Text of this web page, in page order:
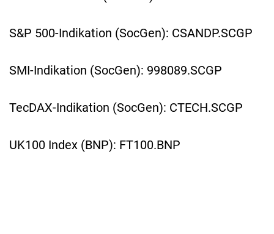
S&P 500-Indikation (SocGen): CSANDP.SCGP
SMI-Indikation (SocGen): 998089.SCGP
TecDAX-Indikation (SocGen): CTECH.SCGP
UK100 Index (BNP): FT100.BNP